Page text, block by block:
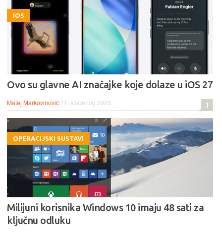
IOS
Ovo su glavne AI značajke koje dolaze u iOS 27
Matej Markovinović 11. studenog 2025. 1
OPERACIJSKI SUSTAVI
Milijuni korisnika Windows 10 imaju 48 sati za
ključnu odluku